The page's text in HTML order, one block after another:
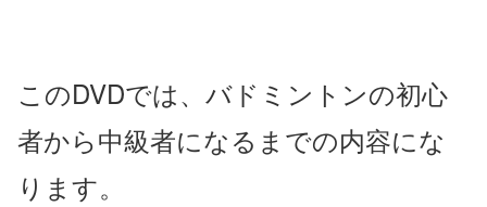
このDVDでは、バドミントンの初心
者から中級者になるまでの内容にな
ります。